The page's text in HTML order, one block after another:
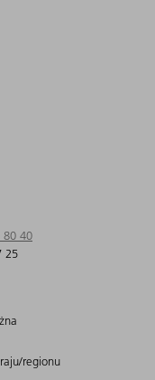
80 40
25
regionu